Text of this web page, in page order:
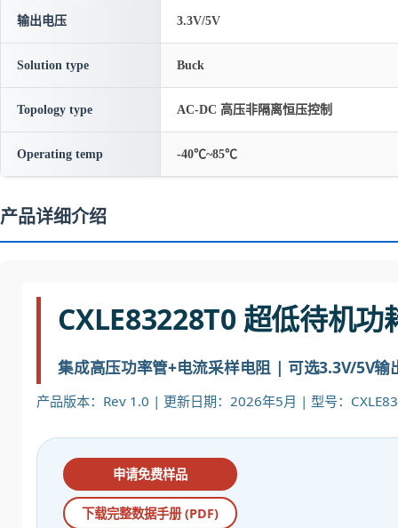
输出电压 3.3V/5V
Solution type Buck
Topology type AC-DC 高压非隔离恒压控制
Operating temp -40℃~85℃
产品详细介绍
CXLE83228T0 超低待机
集成高压功率管+电流采样电阻 | 可选3.3V/5V
产品版本：Rev 1.0 | 更新日期：2026年5月 | 型号：
申请免费样品
下载完整数据手册 (PDF)